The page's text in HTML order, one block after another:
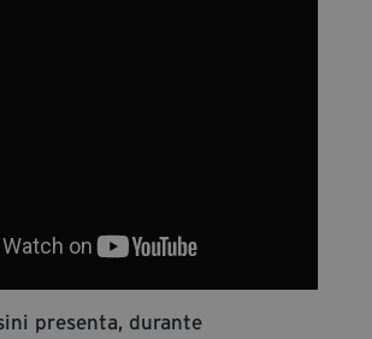
presenta, durante